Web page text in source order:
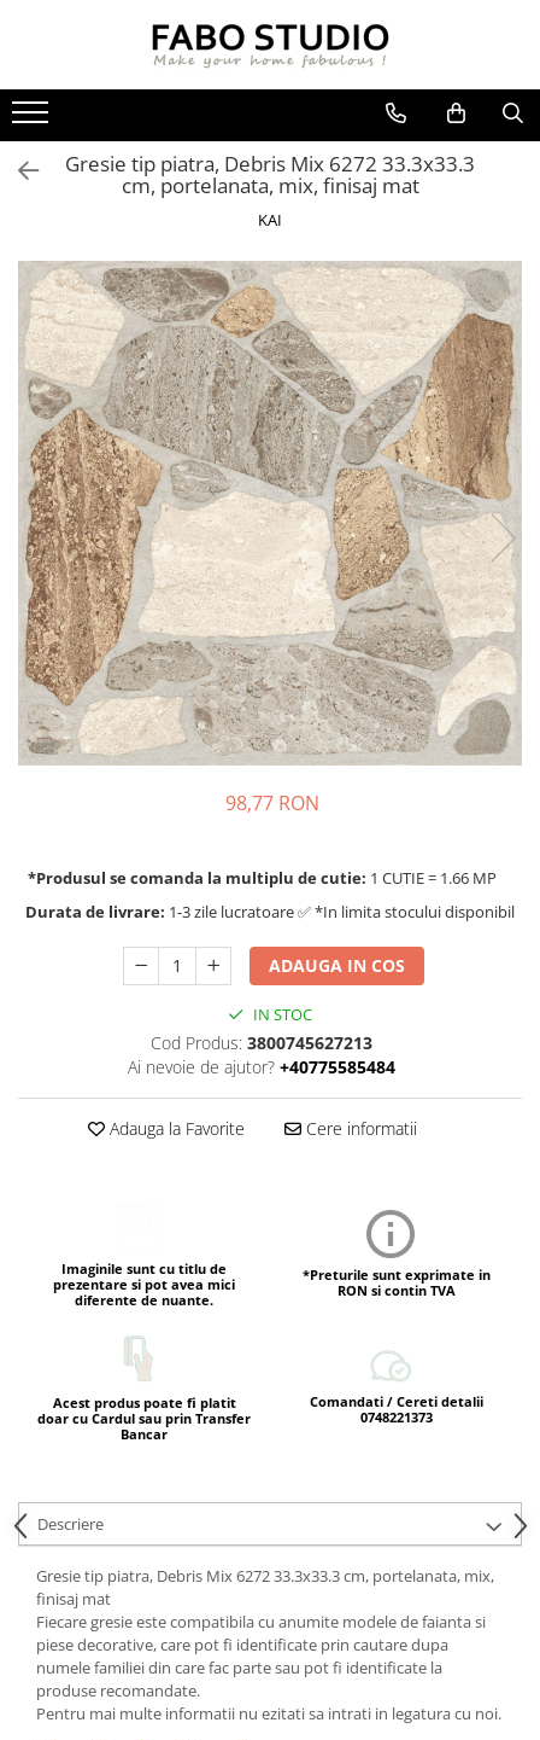
GRESIE INTERIOR
GRESIE EXTERIOR
GRESIE EXTERIOR 2 CM
GRESIE XXL - LASTRE
TREPTE DIN GRESIE
FAIANTA
PIESE DECORATIVE
CANAPELE
CUIERE
CONSOLE
Gresie tip piatra, Debris Mix 6272 33.3x33.3
cm, portelanata, mix, finisaj mat
KAI
98,77 RON
*Produsul se comanda la multiplu de cutie: 1 CUTIE = 1.66 MP
Durata de livrare: 1-3 zile lucratoare ✅ *In limita stocului disponibil
ADAUGA IN COS
IN STOC
Cod Produs: 3800745627213
Ai nevoie de ajutor? +40775585484
Adauga la Favorite Cere informatii
Imaginile sunt cu titlu de
prezentare si pot avea mici
diferente de nuante.
*Preturile sunt exprimate in
RON si contin TVA
Acest produs poate fi platit
doar cu Cardul sau prin Transfer
Bancar
Comandati / Cereti detalii
0748221373
Descriere
Gresie tip piatra, Debris Mix 6272 33.3x33.3 cm, portelanata, mix,
finisaj mat
Fiecare gresie este compatibila cu anumite modele de faianta si
piese decorative, care pot fi identificate prin cautare dupa
numele familiei din care fac parte sau pot fi identificate la
produse recomandate.
Pentru mai multe informatii nu ezitati sa intrati in legatura cu noi.